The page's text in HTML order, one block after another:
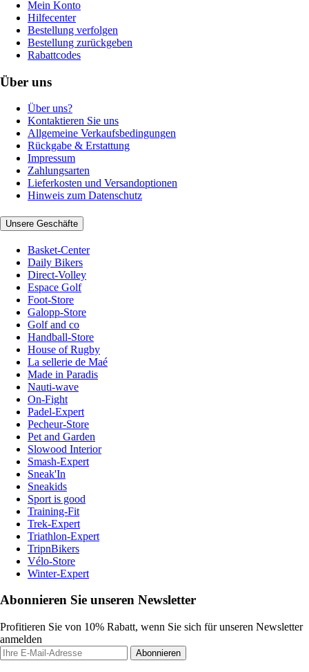
Mein Konto
Hilfecenter
Bestellung verfolgen
Bestellung zurückgeben
Rabattcodes
Über uns
Über uns?
Kontaktieren Sie uns
Allgemeine Verkaufsbedingungen
Rückgabe & Erstattung
Impressum
Zahlungsarten
Lieferkosten und Versandoptionen
Hinweis zum Datenschutz
Unsere Geschäfte
Basket-Center
Daily Bikers
Direct-Volley
Espace Golf
Foot-Store
Galopp-Store
Golf and co
Handball-Store
House of Rugby
La sellerie de Maé
Made in Paradis
Nauti-wave
On-Fight
Padel-Expert
Pecheur-Store
Pet and Garden
Slowood Interior
Smash-Expert
Sneak'In
Sneakids
Sport is good
Training-Fit
Trek-Expert
Triathlon-Expert
TripnBikers
Vélo-Store
Winter-Expert
Abonnieren Sie unseren Newsletter
Profitieren Sie von 10% Rabatt, wenn Sie sich für unseren Newsletter
anmelden
Abonnieren